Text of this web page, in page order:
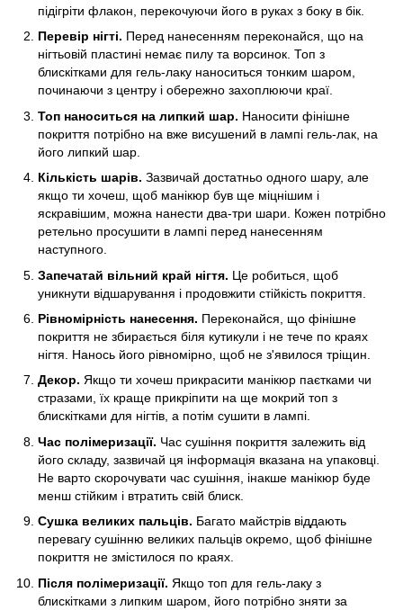
підігріти флакон, перекочуючи його в руках з боку в бік.
Перевір нігті. Перед нанесенням переконайся, що на
нігтьовій пластині немає пилу та ворсинок. Топ з
блискітками для гель-лаку наноситься тонким шаром,
починаючи з центру і обережно захоплюючи краї.
Топ наноситься на липкий шар. Наносити фінішне
покриття потрібно на вже висушений в лампі гель-лак, на
його липкий шар.
Кількість шарів. Зазвичай достатньо одного шару, але
якщо ти хочеш, щоб манікюр був ще міцнішим і
яскравішим, можна нанести два-три шари. Кожен потрібно
ретельно просушити в лампі перед нанесенням
наступного.
Запечатай вільний край нігтя. Це робиться, щоб
уникнути відшарування і продовжити стійкість покриття.
Рівномірність нанесення. Переконайся, що фінішне
покриття не збирається біля кутикули і не тече по краях
нігтя. Нанось його рівномірно, щоб не з'явилося тріщин.
Декор. Якщо ти хочеш прикрасити манікюр паєтками чи
стразами, їх краще прикріпити на ще мокрий топ з
блискітками для нігтів, а потім сушити в лампі.
Час полімеризації. Час сушіння покриття залежить від
його складу, зазвичай ця інформація вказана на упаковці.
Не варто скорочувати час сушіння, інакше манікюр буде
менш стійким і втратить свій блиск.
Сушка великих пальців. Багато майстрів віддають
перевагу сушінню великих пальців окремо, щоб фінішне
покриття не змістилося по краях.
Після полімеризації. Якщо топ для гель-лаку з
блискітками з липким шаром, його потрібно зняти за